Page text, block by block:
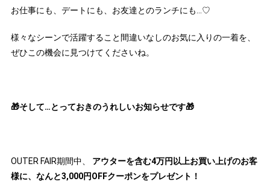
お仕事にも、デートにも、お友達とのランチにも…♡
様々なシーンで活躍すること間違いなしのお気に入りの一着を、
ぜひこの機会に見つけてくださいね。
🎁そして…とっておきのうれしいお知らせです🎁
OUTER FAIR期間中、 アウターを含む4万円以上お買い上げのお客
様に、なんと3,000円OFFクーポンをプレゼント！